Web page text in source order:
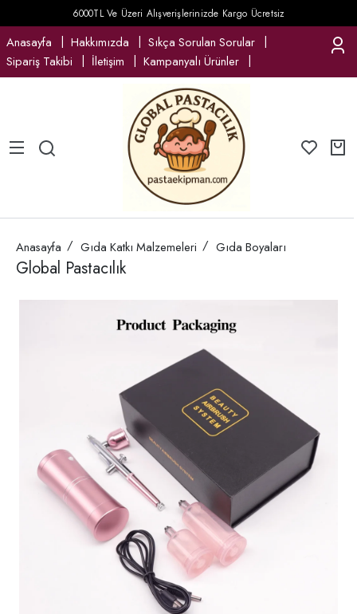
6000TL Ve Üzeri Alışverişlerinizde Kargo Ücretsiz
Anasayfa Hakkımızda
Sıkça Sorulan Sorular
Sipariş Takibi
İletişim Kampanyalı Ürünler
Anasayfa Gıda Katkı Malzemeleri Gıda Boyaları
Global Pastacılık